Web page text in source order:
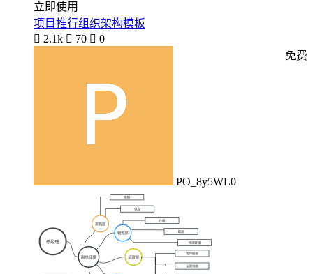
立即使用
项目推行组织架构模板
 2.1k  70  0
PO_8y5WL0
免费